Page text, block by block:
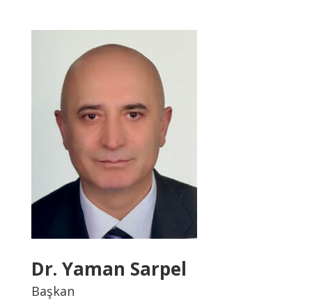
Dr. Yaman Sarpel
Başkan